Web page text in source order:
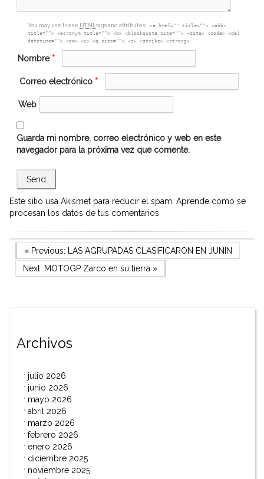
You may use these HTML tags and attributes:
<a href="" title=""> <abbr
title=""> <acronym title=""> <b> <blockquote cite=""> <cite> <code> <del
datetime=""> <em> <i> <q cite=""> <s> <strike> <strong>
Nombre *
Correo electrónico *
Web
Guarda mi nombre, correo electrónico y web en este
navegador para la próxima vez que comente.
Este sitio usa Akismet para reducir el spam. Aprende cómo se
procesan los datos de tus comentarios.
Navegación
de
Previous Post
« Previous:
LAS AGRUPADAS CLASIFICARON EN JUNIN
Next Post
Next: MOTOGP Zarco en su tierra »
Archivos
julio 2026
junio 2026
mayo 2026
abril 2026
marzo 2026
febrero 2026
enero 2026
diciembre 2025
noviembre 2025